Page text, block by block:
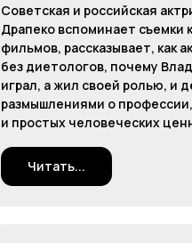
Советская и российская
Драпеко вспоминает съемки
фильмов, рассказывает, как
без диетологов, почему
играл, а жил своей ролью, и
размышлениями о
и простых человеческих
Читать...